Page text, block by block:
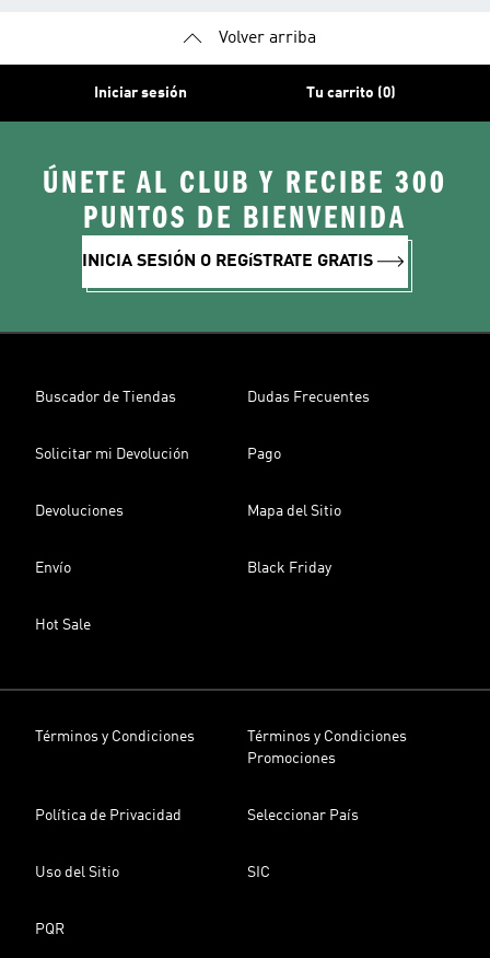
Volver arriba
Iniciar sesión Tu carrito (0)
ÚNETE AL CLUB Y RECIBE 300
PUNTOS DE BIENVENIDA
INICIA SESIÓN O REGíSTRATE GRATIS
Buscador de Tiendas Dudas Frecuentes
Solicitar mi Devolución Pago
Devoluciones Mapa del Sitio
Envío Black Friday
Hot Sale
Términos y Condiciones
Términos y Condiciones
Promociones
Política de Privacidad Seleccionar País
Uso del Sitio SIC
PQR